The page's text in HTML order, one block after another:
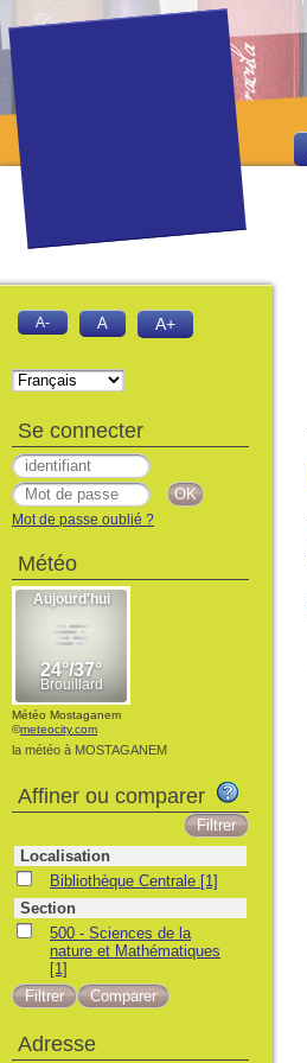
A- A A+
Se connecter
Mot de passe oublié ?
Météo
Météo Mostaganem
©meteocity.com
la météo à MOSTAGANEM
Affiner ou comparer
Localisation
Bibliothèque Centrale [1]
Section
500 - Sciences de la
nature et Mathématiques
[1]
Adresse